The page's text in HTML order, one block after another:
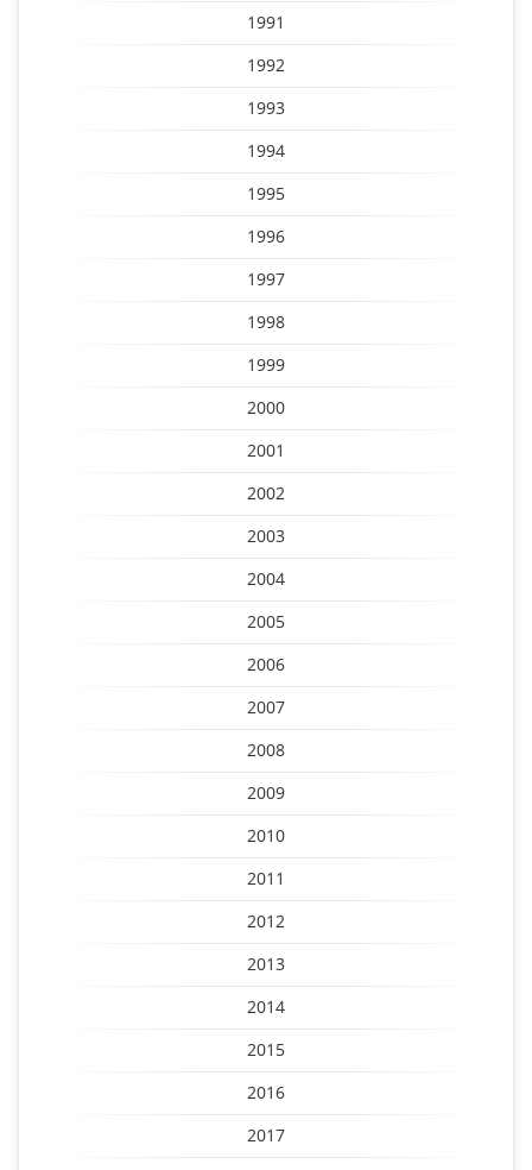
1991
1992
1993
1994
1995
1996
1997
1998
1999
2000
2001
2002
2003
2004
2005
2006
2007
2008
2009
2010
2011
2012
2013
2014
2015
2016
2017